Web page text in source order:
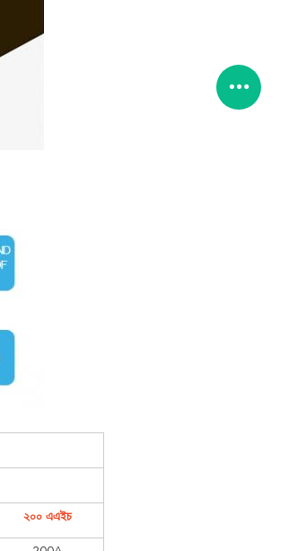
২০০ এএইচ